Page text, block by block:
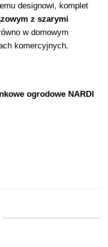
designowi, komplet
z szarymi
w domowym
komercyjnych.
ogrodowe NARDI